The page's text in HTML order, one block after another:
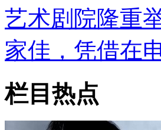
艺术剧院隆重
家佳，凭借在
栏目热点